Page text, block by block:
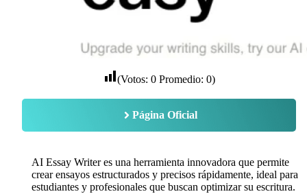
(Votos: 0Promedio: 0)
Página Oficial
AI Essay Writer es una herramienta innovadora que permite
crear ensayos estructurados y precisos rápidamente, ideal para
estudiantes y profesionales que buscan optimizar su escritura.